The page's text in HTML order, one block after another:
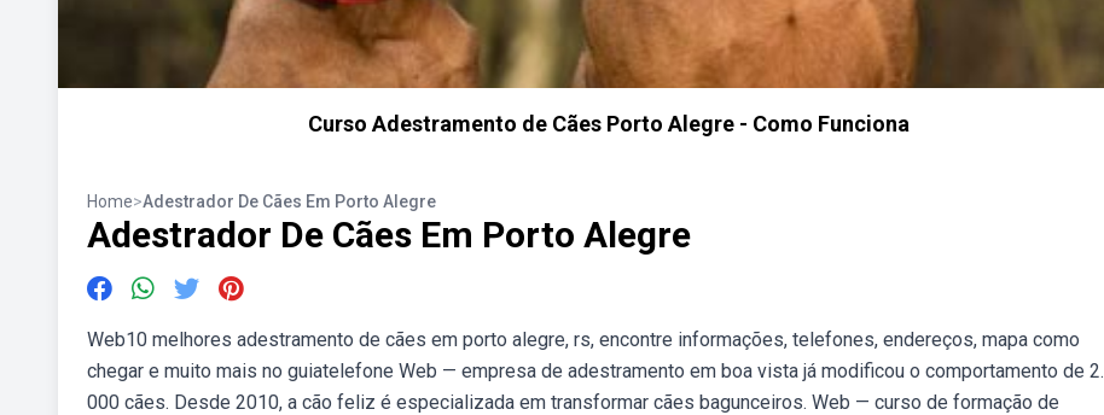
Curso Adestramento de Cães Porto Alegre - Como Funciona
Home>Adestrador De Cães Em Porto Alegre
Adestrador De Cães Em Porto Alegre
Web10 melhores adestramento de cães em porto alegre, rs, encontre informações, telefones, endereços, mapa como
chegar e muito mais no guiatelefone Web — empresa de adestramento em boa vista já modificou o comportamento de 2.
000 cães. Desde 2010, a cão feliz é especializada em transformar cães bagunceiros. Web — curso de formação de